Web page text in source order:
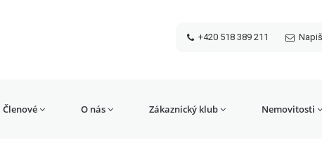
+420 518 389 211
Členové O nás Zákaznický klub Nemovitosti